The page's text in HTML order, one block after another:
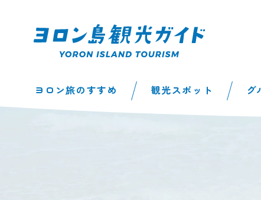
ド | 鹿児島県最南
ヨロン旅のすすめ 観光スポット グ